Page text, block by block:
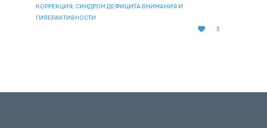
КОРРЕКЦИЯ, СИНДРОМ ДЕФИЦИТА ВНИМАНИЯ И
ГИПЕРАКТИВНОСТИ

LOVE
3